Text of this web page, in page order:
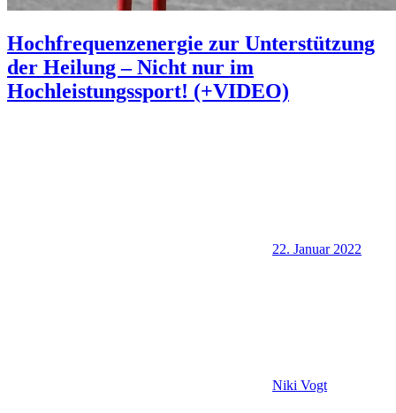
Hochfrequenzenergie zur Unterstützung
der Heilung – Nicht nur im
Hochleistungssport! (+VIDEO)
22. Januar 2022
Niki Vogt